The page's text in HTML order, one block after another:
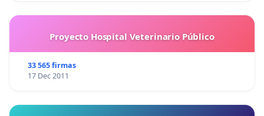
Proyecto Hospital Veterinario Público
33 565 firmas
17 Dec 2011